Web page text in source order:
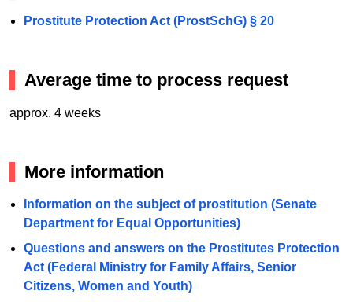
Prostitute Protection Act (ProstSchG) § 20
Average time to process request
approx. 4 weeks
More information
Information on the subject of prostitution (Senate
Department for Equal Opportunities)
Questions and answers on the Prostitutes Protection
Act (Federal Ministry for Family Affairs, Senior
Citizens, Women and Youth)